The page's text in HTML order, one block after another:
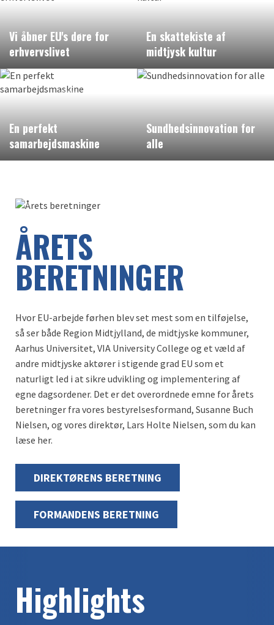
Vi åbner EU's døre for
erhvervslivet
En skattekiste af
midtjysk kultur
En perfekt
samarbejdsmaskine
Sundhedsinnovation for
alle
ÅRETS
BERETNINGER
Hvor EU-arbejde førhen blev set mest som en tilføjelse,
så ser både Region Midtjylland, de midtjyske kommuner,
Aarhus Universitet, VIA University College og et væld af
andre midtjyske aktører i stigende grad EU som et
naturligt led i at sikre udvikling og implementering af
egne dagsordener. Det er det overordnede emne for årets
beretninger fra vores bestyrelsesformand, Susanne Buch
Nielsen, og vores direktør, Lars Holte Nielsen, som du kan
læse her.
DIREKTØRENS BERETNING
FORMANDENS BERETNING
Highlights